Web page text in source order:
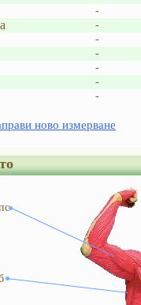
-
-
-
-
-
-
-
ново измерване